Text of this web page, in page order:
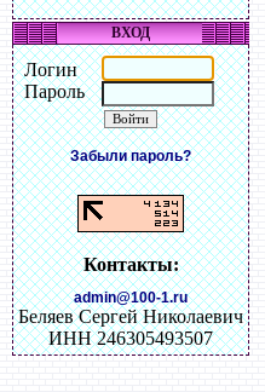
ВХОД
Логин
Пароль
Забыли пароль?
Контакты:
admin@100-1.ru
Беляев Сергей Николаевич
ИНН 246305493507